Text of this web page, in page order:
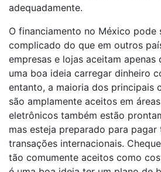
adequadamente.
O financiamento no México pode
complicado do que em outros
empresas e lojas aceitam apenas
uma boa ideia carregar dinheiro
entanto, a maioria dos principais
são amplamente aceitos em
eletrônicos também estão
mas esteja preparado para pagar
transações internacionais.
tão comumente aceitos como